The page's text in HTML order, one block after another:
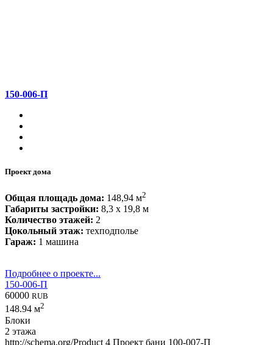
150-006-П
Проект дома
Общая площадь дома: 148,94 м2
Габариты застройки: 8,3 x 19,8 м
Количество этажей: 2
Цокольный этаж: техподполье
Гараж: 1 машина
Подробнее о проекте...
150-006-П
60000 RUB
148.94 м2
Блоки
2 этажа
http://schema.org/Product 4 Проект бани 100-007-П